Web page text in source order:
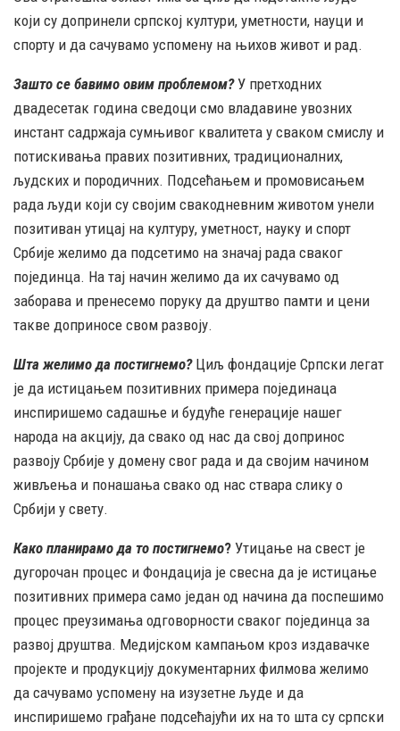
који су допринели српској култури, уметности, науци и
спорту и да сачувамо успомену на њихов живот и рад.
Зашто се бавимо овим проблемом?У претходних
двадесетак година сведоци смо владавине увозних
инстант садржаја сумњивог квалитета у сваком смислу и
потискивања правих позитивних, традиционалних,
људских и породичних. Подсећањем и промовисањем
рада људи који су својим свакодневним животом унели
позитиван утицај на културу, уметност, науку и спорт
Србије желимо да подсетимо на значај рада сваког
појединца. На тај начин желимо да их сачувамо од
заборава и пренесемо поруку да друштво памти и цени
такве доприносе свом развоју.
Шта желимо да постигнемо?Циљ фондације Српски легат
је да истицањем позитивних примера појединаца
инспиришемо садашње и будуће генерације нашег
народа на акцију, да свако од нас да свој допринос
развоју Србије у домену свог рада и да својим начином
живљења и понашања свако од нас ствара слику о
Србији у свету.
Како планирамо да то постигнемо? Утицање на свест је
дугорочан процес и Фондација је свесна да је истицање
позитивних примера само један од начина да поспешимо
процес преузимања одговорности сваког појединца за
развој друштва. Медијском кампањом кроз издавачке
пројекте и продукцију документарних филмова желимо
да сачувамо успомену на изузетне људе и да
инспиришемо грађане подсећајући их на то шта су српски